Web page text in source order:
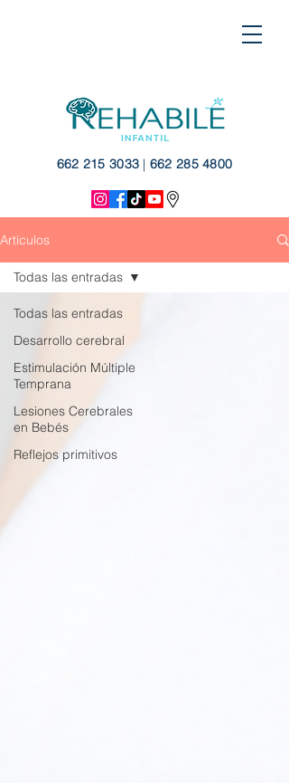
662 215 3033 | 662 285 4800
Artículos
Todas las entradas
Desarrollo cerebral
Estimulación Múltiple
Temprana
Lesiones Cerebrales
en Bebés
Reflejos primitivos
Todas las entradas